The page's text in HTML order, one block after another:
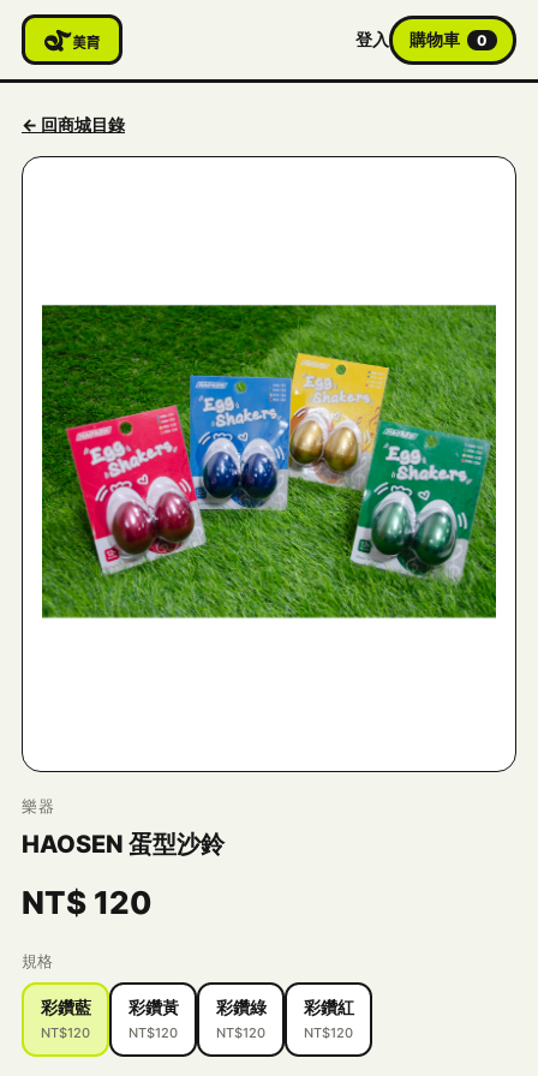
登入 購物車 0
← 回商城目錄
樂器
HAOSEN 蛋型沙鈴
NT$ 120
規格
彩鑽藍
NT$120
彩鑽黃
NT$120
彩鑽綠
NT$120
彩鑽紅
NT$120